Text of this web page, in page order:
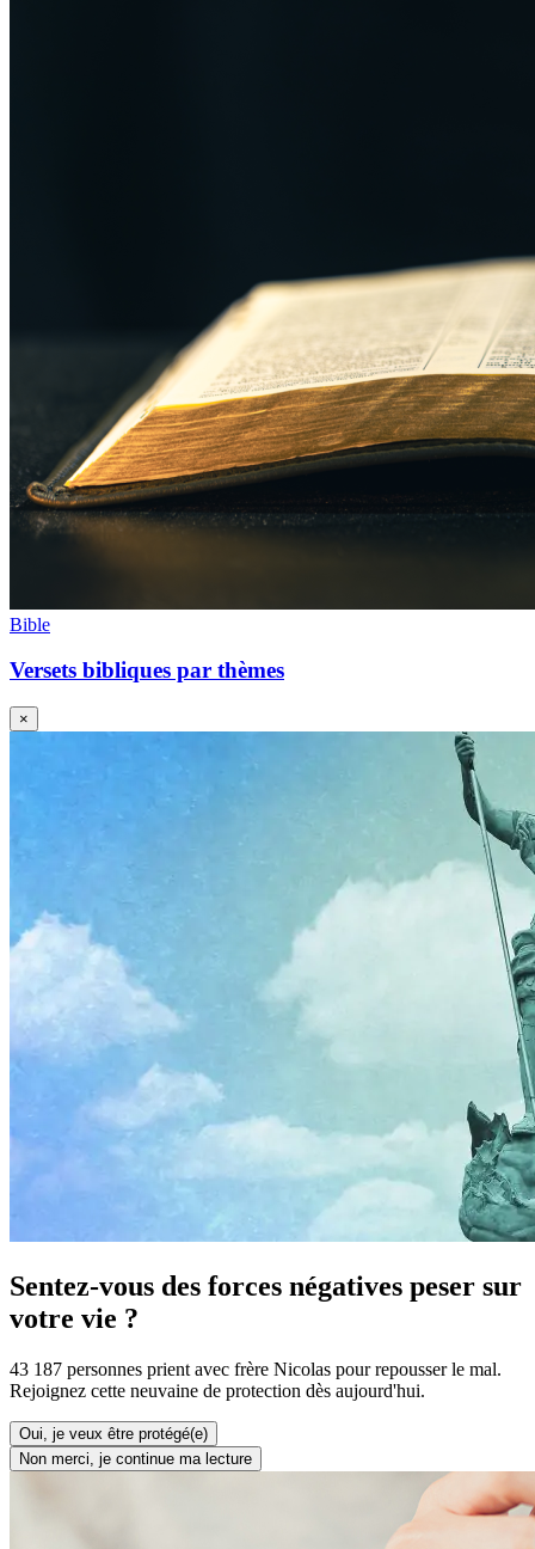
Bible
Versets bibliques par thèmes
×
Sentez-vous des forces négatives peser sur
votre vie ?
43 187 personnes prient avec frère Nicolas pour repousser le mal.
Rejoignez cette neuvaine de protection dès aujourd'hui.
Oui, je veux être protégé(e)
Non merci, je continue ma lecture